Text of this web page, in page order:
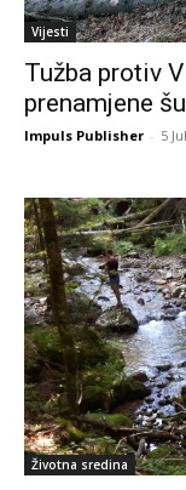
Vijesti
Tužba protiv
prenamjene
Impuls Publisher - 5
Životna sredina